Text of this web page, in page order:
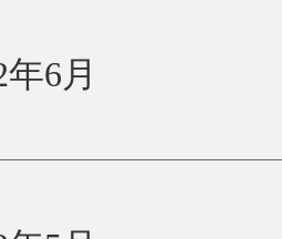
6月